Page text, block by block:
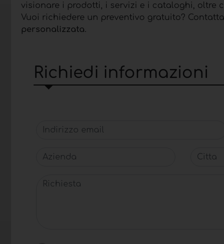
visionare i prodotti, i servizi e i cataloghi, oltre
Vuoi richiedere un preventivo gratuito?
personalizzata.
Richiedi informazioni
Indirizzo email
Azienda Citta
Richiesta